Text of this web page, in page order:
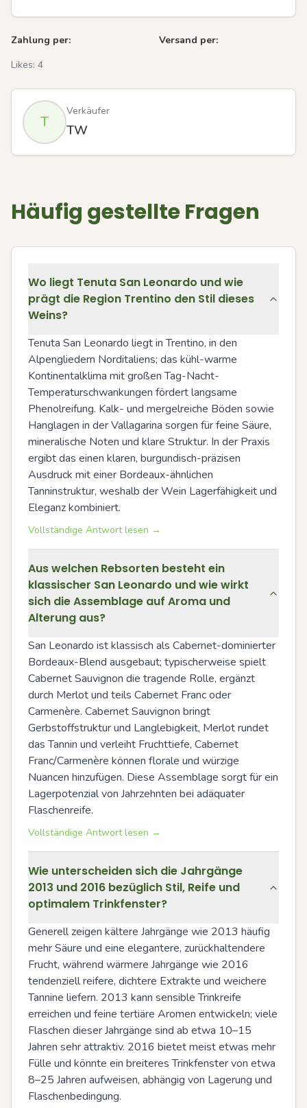
Zahlung per:
Versand per:
Likes: 4
T
Verkäufer
TW
Häufig gestellte Fragen
Wo liegt Tenuta San Leonardo und wie
prägt die Region Trentino den Stil dieses
Weins?
Tenuta San Leonardo liegt in Trentino, in den
Alpengliedern Norditaliens; das kühl-warme
Kontinentalklima mit großen Tag-Nacht-
Temperaturschwankungen fördert langsame
Phenolreifung. Kalk- und mergelreiche Böden sowie
Hanglagen in der Vallagarina sorgen für feine Säure,
mineralische Noten und klare Struktur. In der Praxis
ergibt das einen klaren, burgundisch-präzisen
Ausdruck mit einer Bordeaux-ähnlichen
Tanninstruktur, weshalb der Wein Lagerfähigkeit und
Eleganz kombiniert.
Vollständige Antwort lesen →
Aus welchen Rebsorten besteht ein
klassischer San Leonardo und wie wirkt
sich die Assemblage auf Aroma und
Alterung aus?
San Leonardo ist klassisch als Cabernet-dominierter
Bordeaux-Blend ausgebaut; typischerweise spielt
Cabernet Sauvignon die tragende Rolle, ergänzt
durch Merlot und teils Cabernet Franc oder
Carmenère. Cabernet Sauvignon bringt
Gerbstoffstruktur und Langlebigkeit, Merlot rundet
das Tannin und verleiht Fruchttiefe, Cabernet
Franc/Carmenère können florale und würzige
Nuancen hinzufügen. Diese Assemblage sorgt für ein
Lagerpotenzial von Jahrzehnten bei adäquater
Flaschenreife.
Vollständige Antwort lesen →
Wie unterscheiden sich die Jahrgänge
2013 und 2016 bezüglich Stil, Reife und
optimalem Trinkfenster?
Generell zeigen kältere Jahrgänge wie 2013 häufig
mehr Säure und eine elegantere, zurückhaltendere
Frucht, während wärmere Jahrgänge wie 2016
tendenziell reifere, dichtere Extrakte und weichere
Tannine liefern. 2013 kann sensible Trinkreife
erreichen und feine tertiäre Aromen entwickeln; viele
Flaschen dieser Jahrgänge sind ab etwa 10–15
Jahren sehr attraktiv. 2016 bietet meist etwas mehr
Fülle und könnte ein breiteres Trinkfenster von etwa
8–25 Jahren aufweisen, abhängig von Lagerung und
Flaschenbedingung.